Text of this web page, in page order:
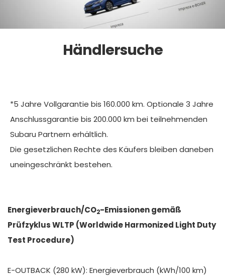
Händlersuche
*5 Jahre Vollgarantie bis 160.000 km. Optionale 3 Jahre
Anschlussgarantie bis 200.000 km bei teilnehmenden
Subaru Partnern erhältlich.
Die gesetzlichen Rechte des Käufers bleiben daneben
uneingeschränkt bestehen.
Energieverbrauch/CO2-Emissionen gemäß
Prüfzyklus WLTP (Worldwide Harmonized Light Duty
Test Procedure)
E-OUTBACK (280 kW): Energieverbrauch (kWh/100 km)